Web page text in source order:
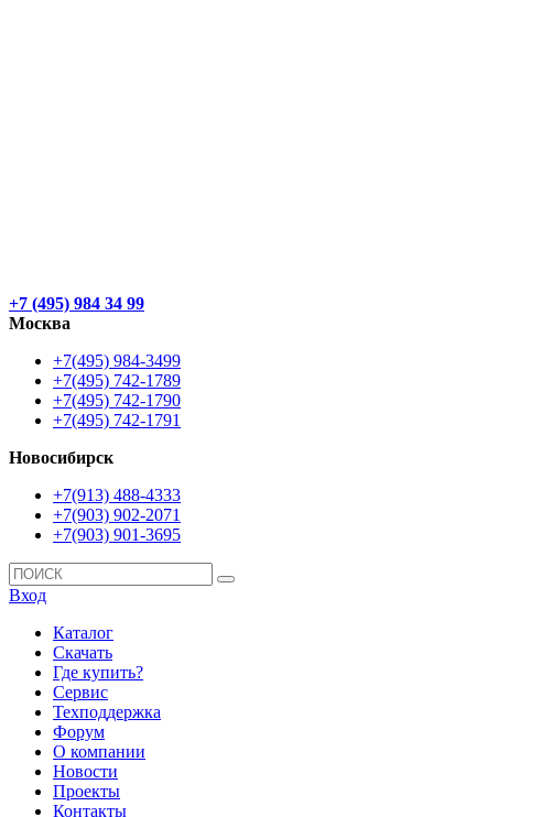
+7 (495) 984 34 99
Москва
+7(495) 984-3499
+7(495) 742-1789
+7(495) 742-1790
+7(495) 742-1791
Новосибирск
+7(913) 488-4333
+7(903) 902-2071
+7(903) 901-3695
Вход
Каталог
Скачать
Где купить?
Сервис
Техподдержка
Форум
О компании
Новости
Проекты
Контакты